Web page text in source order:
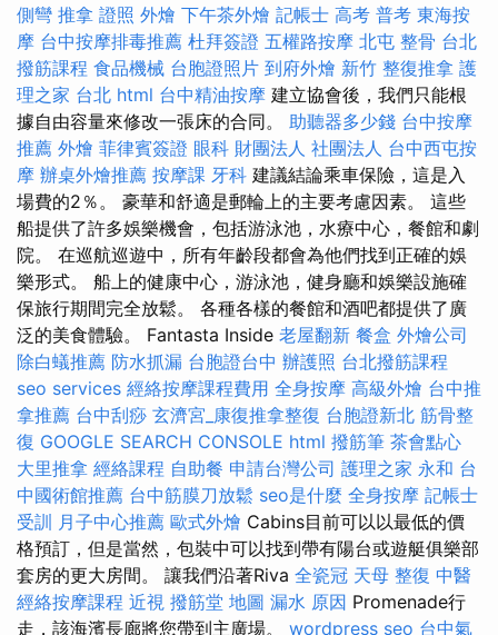
側彎 推拿 證照 外燴 下午茶外燴 記帳士 高考 普考 東海按
摩 台中按摩排毒推薦 杜拜簽證 五權路按摩 北屯 整骨 台北
撥筋課程 食品機械 台胞證照片 到府外燴 新竹 整復推拿 護
理之家 台北 html 台中精油按摩 建立協會後，我們只能根
據自由容量來修改一張床的合同。 助聽器多少錢 台中按摩
推薦 外燴 菲律賓簽證 眼科 財團法人 社團法人 台中西屯按
摩 辦桌外燴推薦 按摩課 牙科 建議結論乘車保險，這是入
場費的2％。 豪華和舒適是郵輪上的主要考慮因素。 這些
船提供了許多娛樂機會，包括游泳池，水療中心，餐館和劇
院。 在巡航巡遊中，所有年齡段都會為他們找到正確的娛
樂形式。 船上的健康中心，游泳池，健身廳和娛樂設施確
保旅行期間完全放鬆。 各種各樣的餐館和酒吧都提供了廣
泛的美食體驗。 Fantasta Inside 老屋翻新 餐盒 外燴公司
除白蟻推薦 防水抓漏 台胞證台中 辦護照 台北撥筋課程
seo services 經絡按摩課程費用 全身按摩 高級外燴 台中推
拿推薦 台中刮痧 玄濟宮_康復推拿整復 台胞證新北 筋骨整
復 GOOGLE SEARCH CONSOLE html 撥筋筆 茶會點心
大里推拿 經絡課程 自助餐 申請台灣公司 護理之家 永和 台
中國術館推薦 台中筋膜刀放鬆 seo是什麼 全身按摩 記帳士
受訓 月子中心推薦 歐式外燴 Cabins目前可以以最低的價
格預訂，但是當然，包裝中可以找到帶有陽台或遊艇俱樂部
套房的更大房間。 讓我們沿著Riva 全瓷冠 天母 整復 中醫
經絡按摩課程 近視 撥筋堂 地圖 漏水 原因 Promenade行
走，該海濱長廊將您帶到主廣場。 wordpress seo 台中氣